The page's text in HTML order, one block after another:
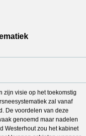
zijn visie op het toekomstig
zal vanaf
De voordelen van deze
genoemd maar nadelen
Westerhout zou het kabinet